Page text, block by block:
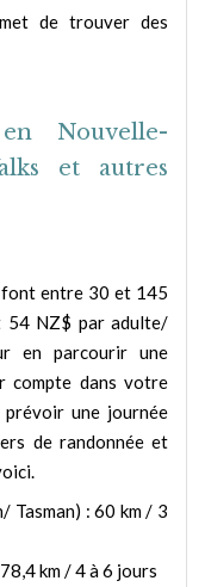
de trouver des
Nouvelle-
et autres
entre 30 et 145
54 NZ$ par adulte/
en parcourir une
compte dans votre
prévoir une journée
de randonnée et
Tasman) : 60 km / 3
km / 4 à 6 jours